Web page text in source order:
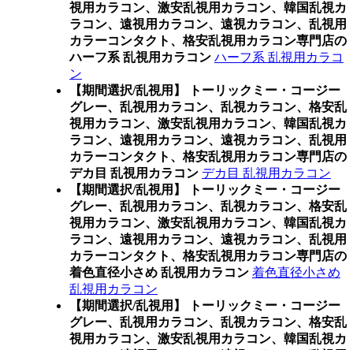
視用カラコン、激安乱視用カラコン、韓国乱視カ
ラコン、遠視用カラコン、遠視カラコン、乱視用
カラーコンタクト、格安乱視用カラコン専門店の
ハーフ系 乱視用カラコン ハーフ系 乱視用カラコ
ン
【期間選択/乱視用】 トーリックミー・コージー
グレー、乱視用カラコン、乱視カラコン、格安乱
視用カラコン、激安乱視用カラコン、韓国乱視カ
ラコン、遠視用カラコン、遠視カラコン、乱視用
カラーコンタクト、格安乱視用カラコン専門店の
デカ目 乱視用カラコン デカ目 乱視用カラコン
【期間選択/乱視用】 トーリックミー・コージー
グレー、乱視用カラコン、乱視カラコン、格安乱
視用カラコン、激安乱視用カラコン、韓国乱視カ
ラコン、遠視用カラコン、遠視カラコン、乱視用
カラーコンタクト、格安乱視用カラコン専門店の
着色直径小さめ 乱視用カラコン 着色直径小さめ
乱視用カラコン
【期間選択/乱視用】 トーリックミー・コージー
グレー、乱視用カラコン、乱視カラコン、格安乱
視用カラコン、激安乱視用カラコン、韓国乱視カ